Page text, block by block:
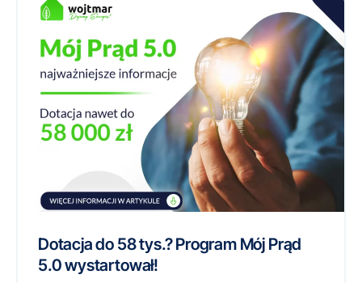
Dotacja do 58 tys.? Program Mój Prąd
5.0 wystartował!